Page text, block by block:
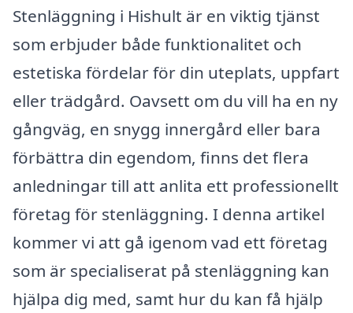
Stenläggning i Hishult är en viktig tjänst
som erbjuder både funktionalitet och
estetiska fördelar för din uteplats, uppfart
eller trädgård. Oavsett om du vill ha en ny
gångväg, en snygg innergård eller bara
förbättra din egendom, finns det flera
anledningar till att anlita ett professionellt
företag för stenläggning. I denna artikel
kommer vi att gå igenom vad ett företag
som är specialiserat på stenläggning kan
hjälpa dig med, samt hur du kan få hjälp